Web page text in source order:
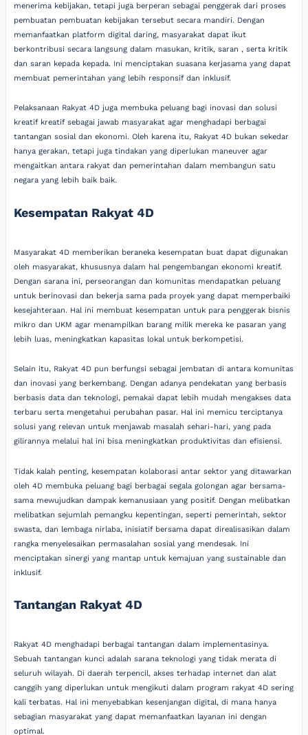
menerima kebijakan, tetapi juga berperan sebagai penggerak dari proses
pembuatan pembuatan kebijakan tersebut secara mandiri. Dengan
memanfaatkan platform digital daring, masyarakat dapat ikut
berkontribusi secara langsung dalam masukan, kritik, saran , serta kritik
dan saran kepada kepada. Ini menciptakan suasana kerjasama yang dapat
membuat pemerintahan yang lebih responsif dan inklusif.
Pelaksanaan Rakyat 4D juga membuka peluang bagi inovasi dan solusi
kreatif kreatif sebagai jawab masyarakat agar menghadapi berbagai
tantangan sosial dan ekonomi. Oleh karena itu, Rakyat 4D bukan sekedar
hanya gerakan, tetapi juga tindakan yang diperlukan maneuver agar
mengaitkan antara rakyat dan pemerintahan dalam membangun satu
negara yang lebih baik baik.
Kesempatan Rakyat 4D
Masyarakat 4D memberikan beraneka kesempatan buat dapat digunakan
oleh masyarakat, khususnya dalam hal pengembangan ekonomi kreatif.
Dengan sarana ini, perseorangan dan komunitas mendapatkan peluang
untuk berinovasi dan bekerja sama pada proyek yang dapat memperbaiki
kesejahteraan. Hal ini membuat kesempatan untuk para penggerak bisnis
mikro dan UKM agar menampilkan barang milik mereka ke pasaran yang
lebih luas, meningkatkan kapasitas lokal untuk berkompetisi.
Selain itu, Rakyat 4D pun berfungsi sebagai jembatan di antara komunitas
dan inovasi yang berkembang. Dengan adanya pendekatan yang berbasis
berbasis data dan teknologi, pemakai dapat lebih mudah mengakses data
terbaru serta mengetahui perubahan pasar. Hal ini memicu terciptanya
solusi yang relevan untuk menjawab masalah sehari-hari, yang pada
gilirannya melalui hal ini bisa meningkatkan produktivitas dan efisiensi.
Tidak kalah penting, kesempatan kolaborasi antar sektor yang ditawarkan
oleh 4D membuka peluang bagi berbagai segala golongan agar bersama-
sama mewujudkan dampak kemanusiaan yang positif. Dengan melibatkan
melibatkan sejumlah pemangku kepentingan, seperti pemerintah, sektor
swasta, dan lembaga nirlaba, inisiatif bersama dapat direalisasikan dalam
rangka menyelesaikan permasalahan sosial yang mendesak. Ini
menciptakan sinergi yang mantap untuk kemajuan yang sustainable dan
inklusif.
Tantangan Rakyat 4D
Rakyat 4D menghadapi berbagai tantangan dalam implementasinya.
Sebuah tantangan kunci adalah sarana teknologi yang tidak merata di
seluruh wilayah. Di daerah terpencil, akses terhadap internet dan alat
canggih yang diperlukan untuk mengikuti dalam program rakyat 4D sering
kali terbatas. Hal ini menyebabkan kesenjangan digital, di mana hanya
sebagian masyarakat yang dapat memanfaatkan layanan ini dengan
optimal.